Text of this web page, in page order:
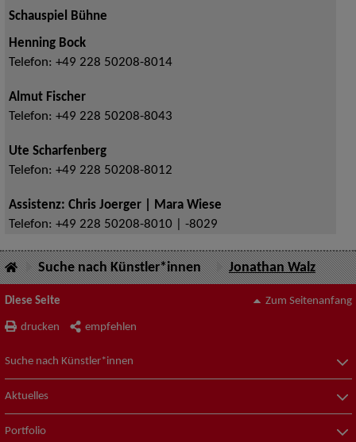
Schauspiel Bühne
Henning Bock
Telefon: +49 228 50208-8014
Almut Fischer
Telefon: +49 228 50208-8043
Ute Scharfenberg
Telefon: +49 228 50208-8012
Assistenz: Chris Joerger | Mara Wiese
Telefon: +49 228 50208-8010 | -8029
Suche nach Künstler*innen Jonathan Walz
Diese Seite
drucken empfehlen
Zum Seitenanfang
Suche nach Künstler*innen
Aktuelles
Portfolio